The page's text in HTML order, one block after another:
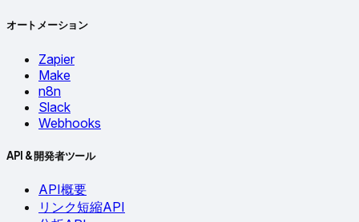
オートメーション
Zapier
Make
n8n
Slack
Webhooks
API & 開発者ツール
API概要
リンク短縮API